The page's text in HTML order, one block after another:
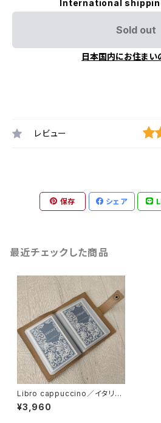
International
Sold out
日本国内にお住まい
レビュー
保存 シェア
最近チェックした商品
Libro cappuccino／イタリア
製牛革のカードホルダー
¥3,960